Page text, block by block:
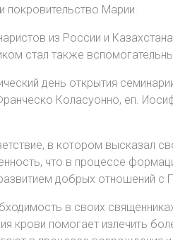
Марии.
из России и
стал также
день открытия
Коласуонно, еп.
в котором высказал
что в процессе
добрых отношений
в своих
крови помогает излечить